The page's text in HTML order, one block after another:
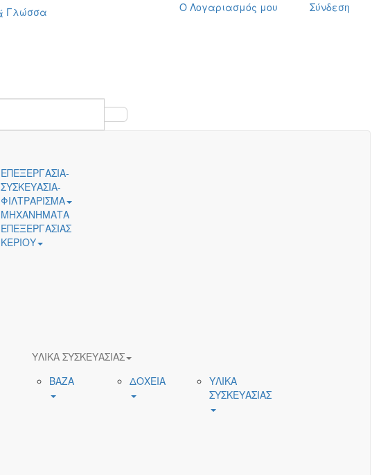
Γλώσσα Ο Λογαριασμός μου Σύνδεση
search
ΕΠΕΞΕΡΓΑΣΙΑ-
ΣΥΣΚΕΥΑΣΙΑ-
ΦΙΛΤΡΑΡΙΣΜΑ
ΜΗΧΑΝΗΜΑΤΑ
ΕΠΕΞΕΡΓΑΣΙΑΣ
ΚΕΡΙΟΥ
ΥΛΙΚΑ ΣΥΣΚΕΥΑΣΙΑΣ
ΒΑΖΑ
ΔΟΧΕΙΑ
ΥΛΙΚΑ
ΣΥΣΚΕΥΑΣΙΑΣ